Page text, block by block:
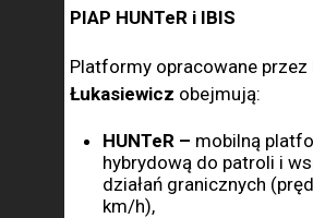
PIAP HUNTeR i IBIS
Platformy opracowane przez
Łukasiewicz obejmują:
HUNTeR – mobilną
hybrydową do patroli i
działań granicznych
km/h),